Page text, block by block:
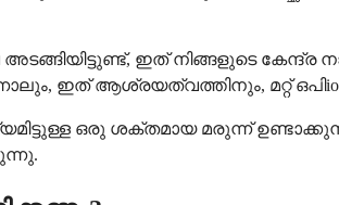
ഇത് നിങ്ങളുടെ കേന്ദ്ര
ഇത് ആശ്രയത്വത്തിനും, മറ്റ്
ഒരു ശക്തമായ മരുന്ന്